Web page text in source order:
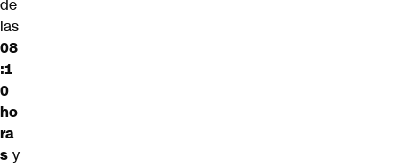
de
las
08
:1
0
ho
ra
s y